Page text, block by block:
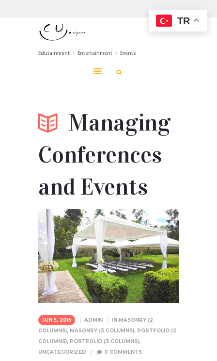
Edutainment ・ Entertainment ・ Events
Managing
Conferences
and Events
JUN 5, 2015 ADMIN IN MASONRY (2
COLUMNS), MASONRY (3 COLUMNS), PORTFOLIO (2
COLUMNS), PORTFOLIO (3 COLUMNS),
UNCATEGORIZED
0 COMMENTS
TR